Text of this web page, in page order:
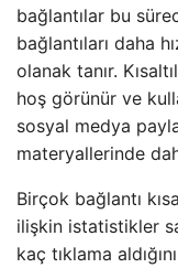
bağlantılar bu
bağlantıları daha
olanak tanır.
hoş görünür ve
sosyal medya
materyallerinde
Birçok bağlantı
ilişkin istatistikler
kaç tıklama